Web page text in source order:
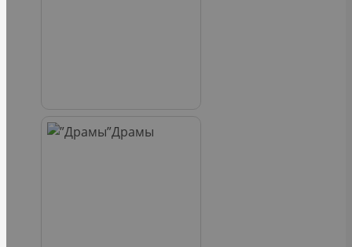
Драмы